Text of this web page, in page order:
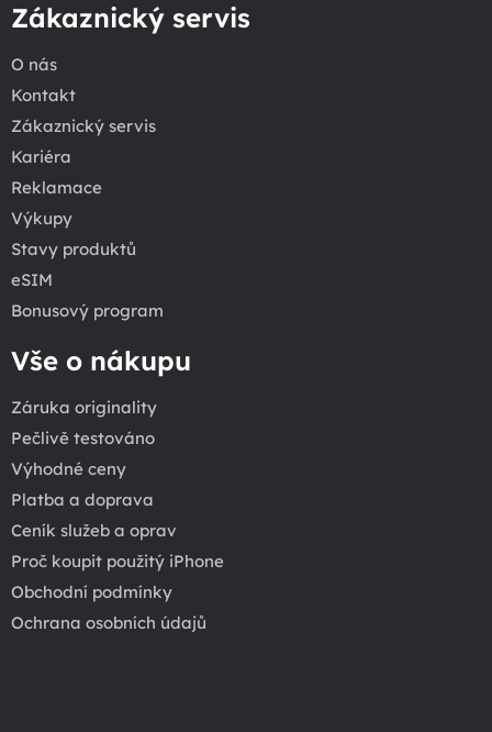
Zákaznický servis
O nás
Kontakt
Zákaznický servis
Kariéra
Reklamace
Výkupy
Stavy produktů
eSIM
Bonusový program
Vše o nákupu
Záruka originality
Pečlivě testováno
Výhodné ceny
Platba a doprava
Ceník služeb a oprav
Proč koupit použitý iPhone
Obchodní podmínky
Ochrana osobních údajů